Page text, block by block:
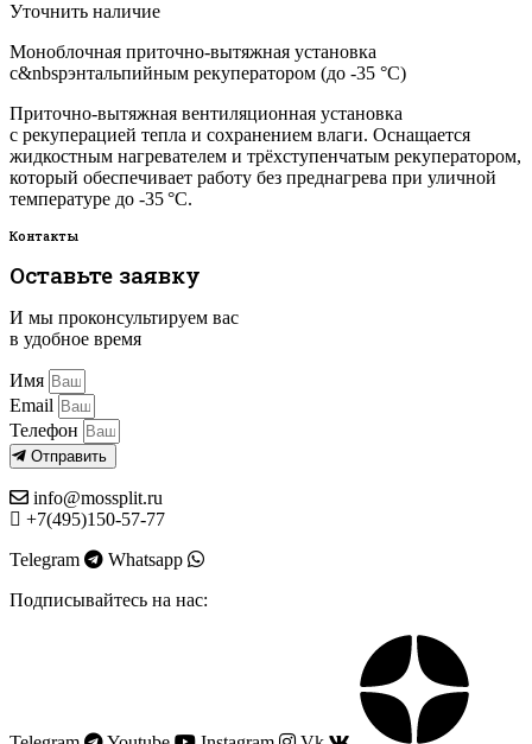
Уточнить наличие
Моноблочная приточно-вытяжная установка
с&nbspэнтальпийным рекуператором (до -35 °C)
Приточно-вытяжная вентиляционная установка
с рекуперацией тепла и сохранением влаги. Оснащается
жидкостным нагревателем и трёхступенчатым рекуператором,
который обеспечивает работу без преднагрева при уличной
температуре до -35 °C.
Контакты
Оставьте заявку
И мы проконсультируем вас
в удобное время
Имя
Email
Телефон
Отправить
info@mossplit.ru
+7(495)150-57-77
Telegram
Whatsapp
Подписывайтесь на нас: